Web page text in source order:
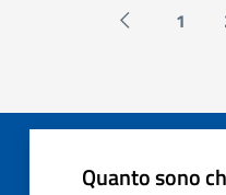
Pagina 1
Quanto sono